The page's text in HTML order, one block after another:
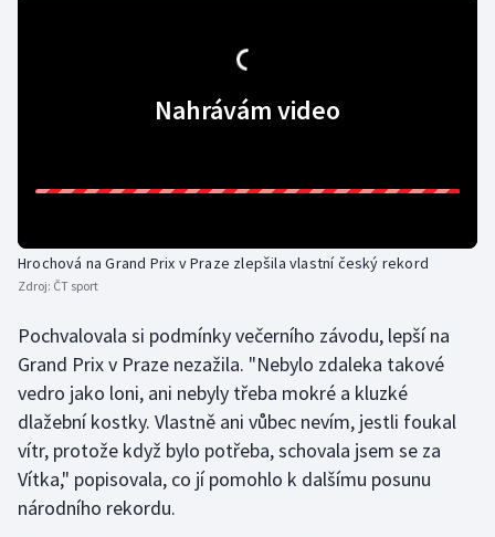
Plavání
Plážový volejbal
Ragby
Rychlobruslení
Rychlostní kanoistika
Nahrávám video
Hrochová na Grand Prix v Praze zlepšila vlastní český rekord
Zdroj: ČT sport
Pochvalovala si podmínky večerního závodu, lepší na
Grand Prix v Praze nezažila. "Nebylo zdaleka takové
vedro jako loni, ani nebyly třeba mokré a kluzké
dlažební kostky. Vlastně ani vůbec nevím, jestli foukal
vítr, protože když bylo potřeba, schovala jsem se za
Vítka," popisovala, co jí pomohlo k dalšímu posunu
národního rekordu.